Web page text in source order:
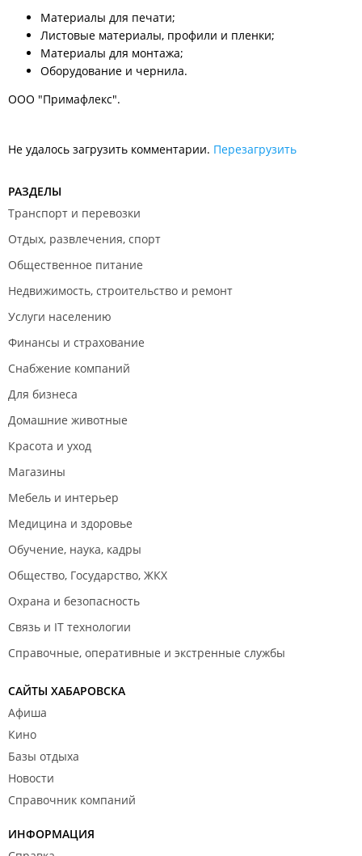
Материалы для печати;
Листовые материалы, профили и пленки;
Материалы для монтажа;
Оборудование и чернила.
ООО "Примафлекс".
Не удалось загрузить комментарии. Перезагрузить
РАЗДЕЛЫ
Транспорт и перевозки
Отдых, развлечения, спорт
Общественное питание
Недвижимость, строительство и ремонт
Услуги населению
Финансы и страхование
Снабжение компаний
Для бизнеса
Домашние животные
Красота и уход
Магазины
Мебель и интерьер
Медицина и здоровье
Обучение, наука, кадры
Общество, Государство, ЖКХ
Охрана и безопасность
Связь и IT технологии
Справочные, оперативные и экстренные службы
САЙТЫ ХАБАРОВСКА
Афиша
Кино
Базы отдыха
Новости
Справочник компаний
ИНФОРМАЦИЯ